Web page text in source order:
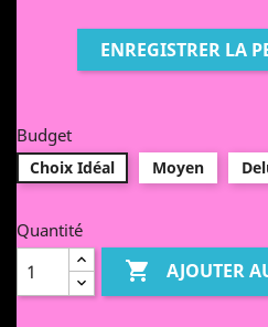
ENREGISTRER LA
Budget
Choix Idéal Moyen
Quantité
 AJOUTER